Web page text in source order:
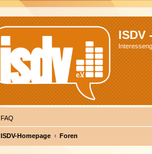
ISDV
FAQ
ISDV-Homepage Foren